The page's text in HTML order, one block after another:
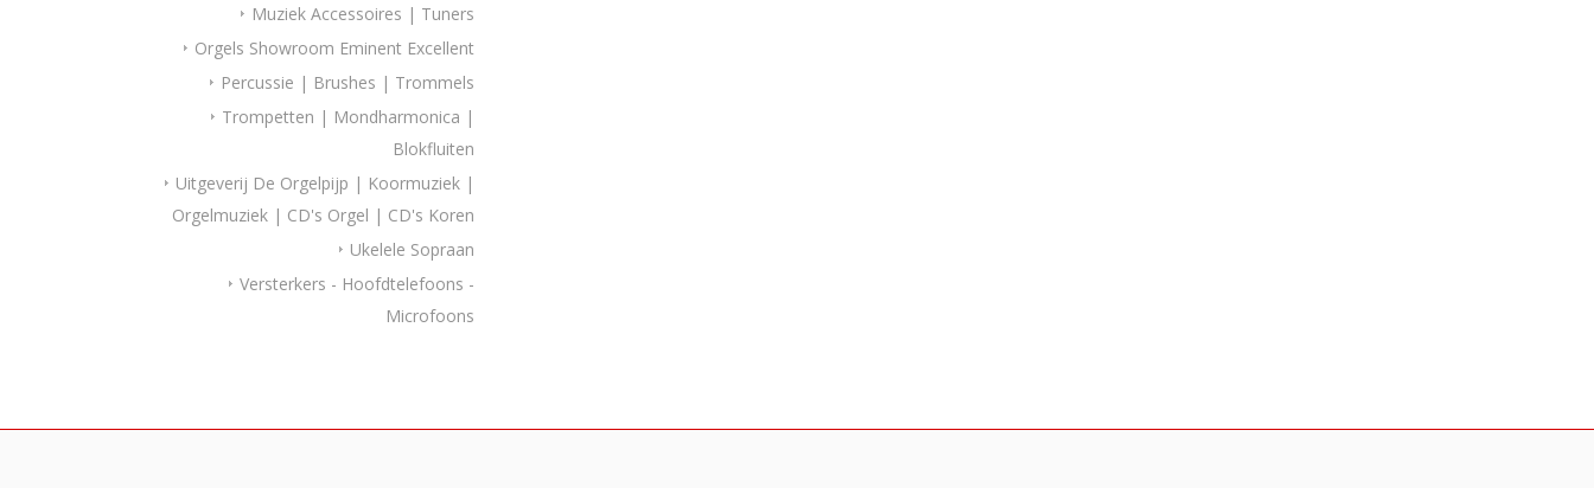
Muziek Accessoires | Tuners
Orgels Showroom Eminent Excellent
Percussie | Brushes | Trommels
Trompetten | Mondharmonica |
Blokfluiten
Uitgeverij De Orgelpijp | Koormuziek |
Orgelmuziek | CD's Orgel | CD's Koren
Ukelele Sopraan
Versterkers - Hoofdtelefoons -
Microfoons